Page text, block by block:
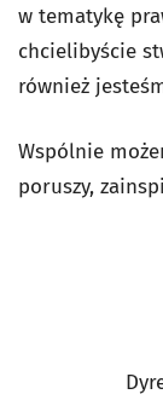
w tematykę
chcielibyście
również
Wspólnie
poruszy,